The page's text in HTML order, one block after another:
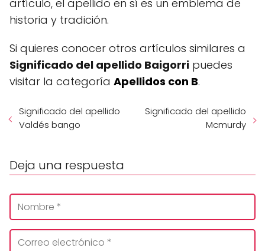
artículo, el apellido en sí es un emblema de
historia y tradición.
Si quieres conocer otros artículos similares a
Significado del apellido Baigorri puedes
visitar la categoría Apellidos con B.
Significado del apellido
Valdés bango
Significado del apellido
Mcmurdy
Deja una respuesta